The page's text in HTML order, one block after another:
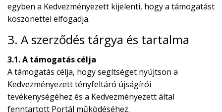
egyben a Kedvezményezett kijelenti, hogy a támogatást
köszönettel elfogadja.
3. A szerződés tárgya és tartalma
3.1. A támogatás célja
A támogatás célja, hogy segítséget nyújtson a
Kedvezményezett tényfeltáró újságírói
tevékenységéhez és a Kedvezményezett által
fenntartott Portál működéséhez.